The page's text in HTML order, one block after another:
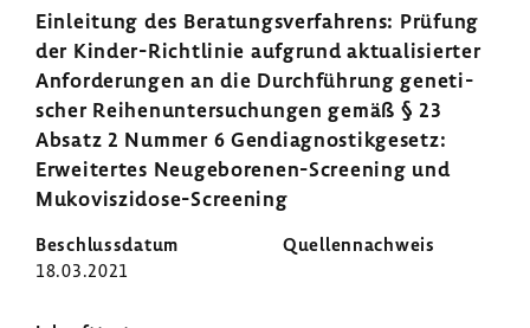
Einlei­tung des Bera­tungs­ver­fah­rens: Prüfung
der Kinder-​Richtlinie aufgrund aktua­li­sierter
Anfor­de­rungen an die Durch­füh­rung gene­ti­
scher Reihen­un­ter­su­chungen gemäß § 23
Absatz 2 Nummer 6 Gendia­gnos­tik­ge­setz:
Erwei­tertes Neugeborenen-​Screening und
Mukoviszidose-​Screening
18.03.2021